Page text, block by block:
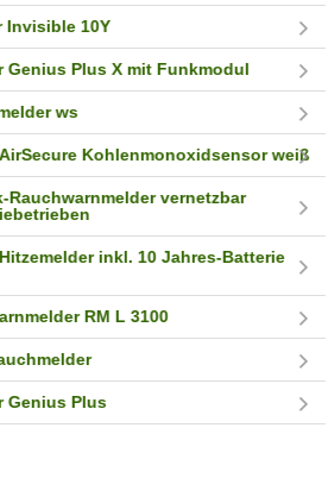
Invisible 10Y
Genius Plus X mit Funkmodul
ws
Kohlenmonoxidsensor weiß
Rauchwarnmelder vernetzbar
inkl. 10 Jahres-Batterie
RM L 3100
Genius Plus